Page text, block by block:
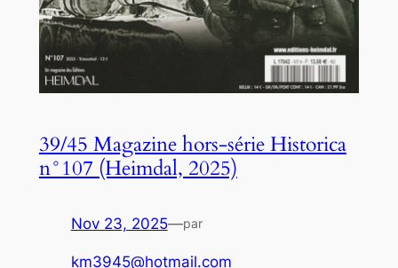
39/45 Magazine hors-série Historica
n°107 (Heimdal, 2025)
Nov 23, 2025—par
km3945@hotmail.com